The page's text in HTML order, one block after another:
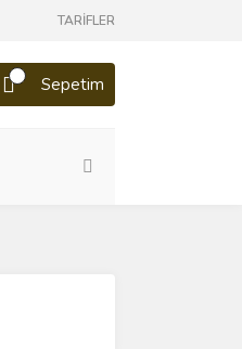
TARİFLER
Sepetim